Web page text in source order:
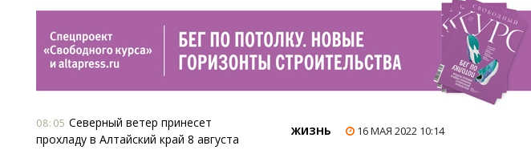
08:05 Северный ветер принесет
прохладу в Алтайский край 8 августа
ЖИЗНЬ 16 МАЯ 2022 10:14